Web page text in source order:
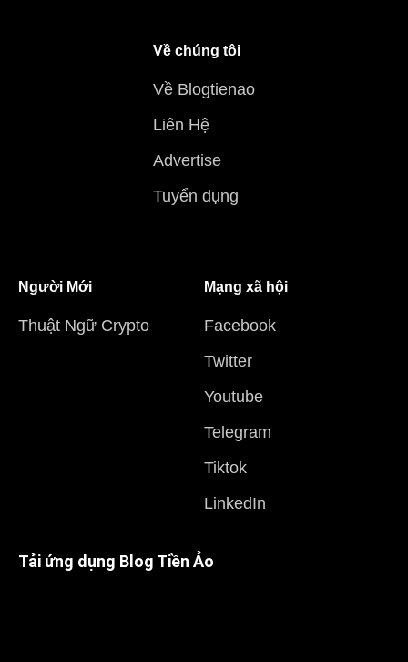
Về chúng tôi
Về Blogtienao
Liên Hệ
Advertise
Tuyển dụng
Người Mới
Thuật Ngữ Crypto
Mạng xã hội
Facebook
Twitter
Youtube
Telegram
Tiktok
LinkedIn
Tải ứng dụng Blog Tiền Ảo